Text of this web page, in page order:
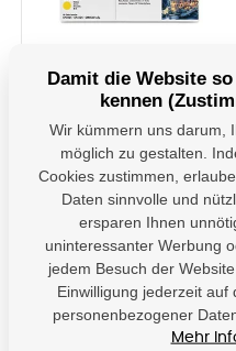
Tonerová cartridge HP
Color LaserJet
CP4025/CP4525,
yellow, CE262A, 11000s,
O
Tonerová cartridge HP Color
LaserJet CP4025/CP4525,
yellow, CE262A, 11000s, O
In den Korb
Damit die Website
kennen
Wir kümmern uns darum,
möglich zu gestalten.
Cookies zustimmen,
Daten sinnvolle und
ersparen Ihnen
uninteressanter Werbung
jedem Besuch der
Einwilligung jederzeit auf
personenbezogener
Mehr